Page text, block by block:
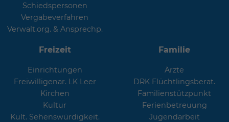
Schiedspersonen
Vergabeverfahren
Verwalt.org. & Ansprechp.
Freizeit
Einrichtungen
Freiwilligenar. LK Leer
Kirchen
Kultur
Kult. Sehenswürdigkeit.
Familie
Ärzte
DRK Flüchtlingsberat.
Familienstützpunkt
Ferienbetreuung
Jugendarbeit